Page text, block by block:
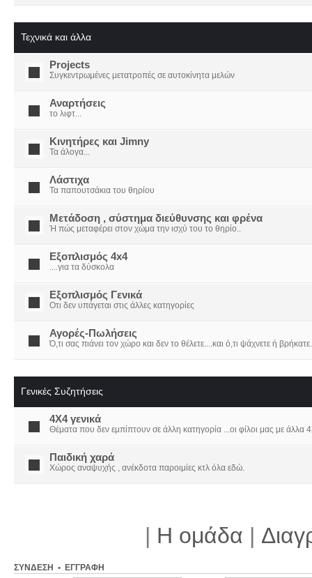
Τεχνικά και άλλα
Projects
Συγκεντρωμένες μετατροπές σε αυτοκίνητα μελών
Αναρτήσεις
το λιφτ...
Κινητήρες και Jimny
Τα άλογα...
Λάστιχα
Τα παπουτσάκια του θηρίου
Μετάδοση , σύστημα διεύθυνσης και φρένα
Ή πώς μεταφέρει στον χώμα την ισχύ του το θηρίο..
Εξοπλισμός 4x4
....για τα δύσκολα
Εξοπλισμός Γενικά
Οτι δεν υπάγεται στις άλλες κατηγορίες
Αγορές-Πωλήσεις
Ό,τι σας πιάνει τον χώρο και δεν το θέλετε....και ό,τι ψάχνετε ή
Γενικές Συζητήσεις
4X4 γενικά
Θέματα που δεν εμπίπτουν σε άλλη κατηγορία ...οι φίλοι μας με άλλα
Παιδική χαρά
Χώρος αναψυχής , ανέκδοτα παροιμίες κτλ όλα εδώ.
| Η ομάδα |
ΣΎΝΔΕΣΗ • ΕΓΓΡΑΦΉ